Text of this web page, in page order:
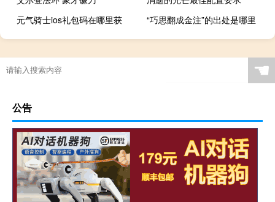
元气骑士ios礼包码在哪里获
“巧思翻成金注”的出处是哪里
☚
公告